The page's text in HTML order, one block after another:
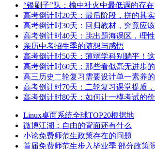
“银刷子”队：榆中社火中最低调的存在
高考倒计时20天：最后阶段，拼的其
高考倒计时30天：回归教材，究竟应
高考倒计时40天：跳出题海误区，理
亲历中考招生季的随想与感悟
高考倒计时50天：薄弱学科别躺平！
高考倒计时60天：那些看似毫无进步
高三历史二轮复习需要设计单一素养
高考倒计时70天：二轮复习课堂提质
高考倒计时80天：如何让一模考试的
Linux桌面系统全球TOP20根据地
微博江湖：自由的背面还有什么
小论免费师范生政策存在的问题
首届免费师范生步入毕业季 部分政策